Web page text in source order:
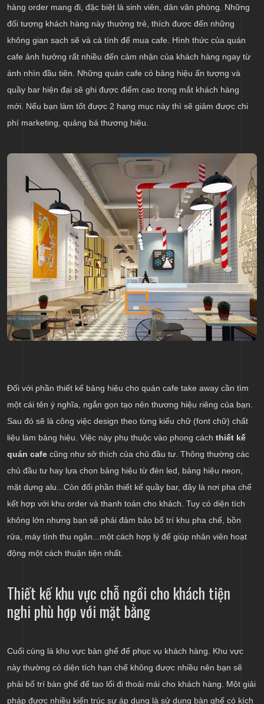
hàng order mang đi, đặc biệt là sinh viên, dân văn phòng. Những
đối tượng khách hàng này thường trẻ, thích được đến những
không gian sạch sẽ và cá tính để mua cafe. Hình thức của quán
cafe ảnh hưởng rất nhiều đến cảm nhận của khách hàng ngay từ
ánh nhìn đầu tiên. Những quán cafe có bảng hiệu ấn tượng và
quầy bar hiện đại sẽ ghi được điểm cao trong mắt khách hàng
mới. Nếu bạn làm tốt được 2 hạng mục này thì sẽ giảm được chi
phí marketing, quảng bá thương hiệu.
Đối với phần thiết kế bảng hiệu cho quán cafe take away cần tìm
một cái tên ý nghĩa, ngắn gọn tạo nên thương hiệu riêng của bạn.
Sau đó sẽ là công việc design theo từng kiểu chữ (font chữ) chất
liệu làm bảng hiệu. Việc này phụ thuộc vào phong cách thiết kế
quán cafe cũng như sở thích của chủ đầu tư. Thông thường các
chủ đầu tư hay lựa chọn bảng hiệu từ đèn led, bảng hiệu neon,
mặt dựng alu...Còn đối phần thiết kế quầy bar, đây là nơi pha chế
kết hợp với khu order và thanh toán cho khách. Tuy có diện tích
không lớn nhưng bạn sẽ phải đảm bảo bố trí khu pha chế, bồn
rửa, máy tính thu ngân...một cách hợp lý để giúp nhân viên hoạt
động một cách thuận tiện nhất.
Thiết kế khu vực chỗ ngồi cho khách tiện
nghi phù hợp với mặt bằng
Cuối cùng là khu vực bàn ghế để phục vụ khách hàng. Khu vực
này thường có diện tích hạn chế không được nhiều nên bạn sẽ
phải bố trí bàn ghế để tạo lối đi thoải mái cho khách hàng. Một giải
pháp được nhiều kiến trúc sư áp dụng là sử dụng bàn ghế có kích